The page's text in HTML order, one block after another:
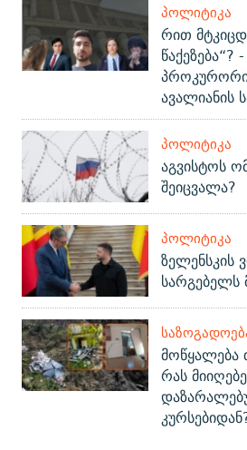
ᲞᲝᲚᲘᲢᲘᲙᲐ
რით
ავალიანის
ᲞᲝᲚᲘᲢᲘᲙᲐ
აგვისტოს
შეიცვალა?
ᲞᲝᲚᲘᲢᲘᲙᲐ
ზელენსკის
სარგებელს
მოწყალება
რას